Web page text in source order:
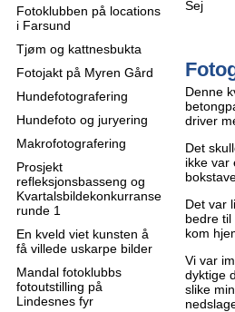
Fotoklubben på locations
i Farsund
Tjøm og kattnesbukta
Fotojakt på Myren Gård
Hundefotografering
Hundefoto og juryering
Makrofotografering
Prosjekt
refleksjonsbasseng og
Kvartalsbildekonkurranse
runde 1
En kveld viet kunsten å
få villede uskarpe bilder
Mandal fotoklubbs
fotoutstilling på
Lindesnes fyr
Sej
Denne
driver
Det
ikke var
Det var
bedre
kom
Vi var
dyktige
slike